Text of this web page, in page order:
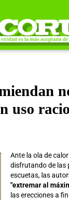
uso
Ante la ola de
disfrutando de las
escuetas, las
"extremar al
las erecciones a